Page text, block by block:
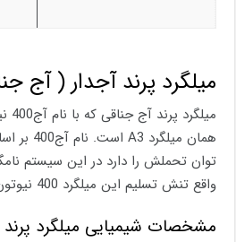
میلگرد پرند آجدار ( آج
توان تحملش را دارد در این سیستم
واقع تنش تسلیم این میلگرد 400 نیوتون بر میلی‌متر مربع است.
مشخصات شیمیایی میلگرد پرند